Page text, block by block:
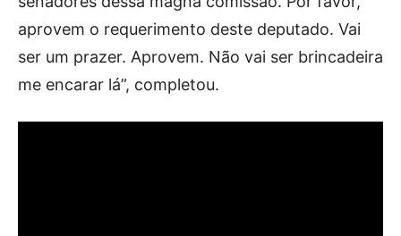
aprovem o requerimento deste deputado. Vai
ser um prazer. Aprovem. Não vai ser brincadeira
me encarar lá”, completou.